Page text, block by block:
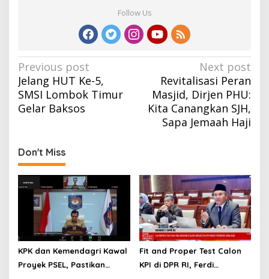
Follow Us
Post
navigation
Previous post
Jelang HUT Ke-5,
SMSI Lombok Timur
Gelar Baksos
Next post
Revitalisasi Peran
Masjid, Dirjen PHU:
Kita Canangkan SJH,
Sapa Jemaah Haji
Don't Miss
KPK dan Kemendagri Kawal
Proyek PSEL, Pastikan
Fit and Proper Test Calon
KPI di DPR RI, Ferdi